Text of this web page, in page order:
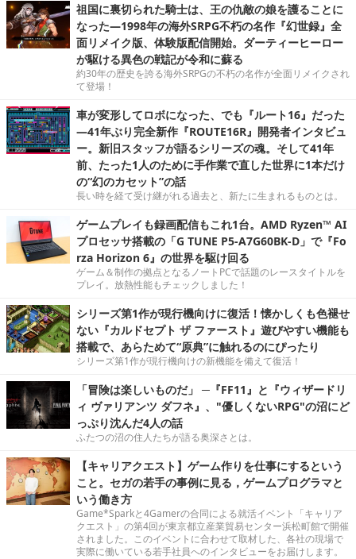
祖国に裏切られた騎士は、王の仇敵の娘を護ることに
なった―1998年の海外SRPG不朽の名作『幻世録』全
面リメイク版、体験版配信開始。ダーティーヒーロー
が駆ける異色の戦記が令和に蘇る
約30年の歴史を誇る海外SRPGの不朽の名作が全面リメイクされ
て登場！
車が変形してロボになった、でも『ルート16』だった
―41年ぶり完全新作『ROUTE16R』開発者インタビュ
ー。新旧スタッフが語るシリーズの魂。そして41年
前、たった1人のために手作業で直した世界に1本だけ
の“幻のカセット”の話
長い時を経て受け継がれる過去と、新たに生まれるものとは。
ゲームプレイも録画配信もこれ1台。AMD Ryzen™ AI
プロセッサ搭載の「G TUNE P5-A7G60BK-D」で『Fo
rza Horizon 6』の世界を駆け回る
ゲーム＆制作の拠点となるノートPCで話題のレースタイトルを
プレイ。放熱性能もチェックしました！
シリーズ第1作が現行機向けに復活！懐かしくも色褪せ
ない『カルドセプト ザ ファースト』遊びやすい機能も
搭載で、あらためて“原典”に触れるのにぴったり
シリーズ第1作が現行機向けの新機能を備えて復活！
「冒険は楽しいものだ」 ─『FF11』と『ウィザードリ
ィ ヴァリアンツ ダフネ』、"優しくないRPG"の沼にど
っぷり沈んだ4人の話
ふたつの沼の住人たちが語る奥深さとは。
【キャリアクエスト】ゲーム作りを仕事にするという
こと。セガの若手の事例に見る，ゲームプログラマと
いう働き方
Game*Sparkと4Gamerの合同による就活イベント「キャリア
クエスト」の第4回が東京都立産業貿易センター浜松町館で開催
されました。このイベントに合わせて取材した、各社の現場で
実際に働いている若手社員へのインタビューをお届けします。